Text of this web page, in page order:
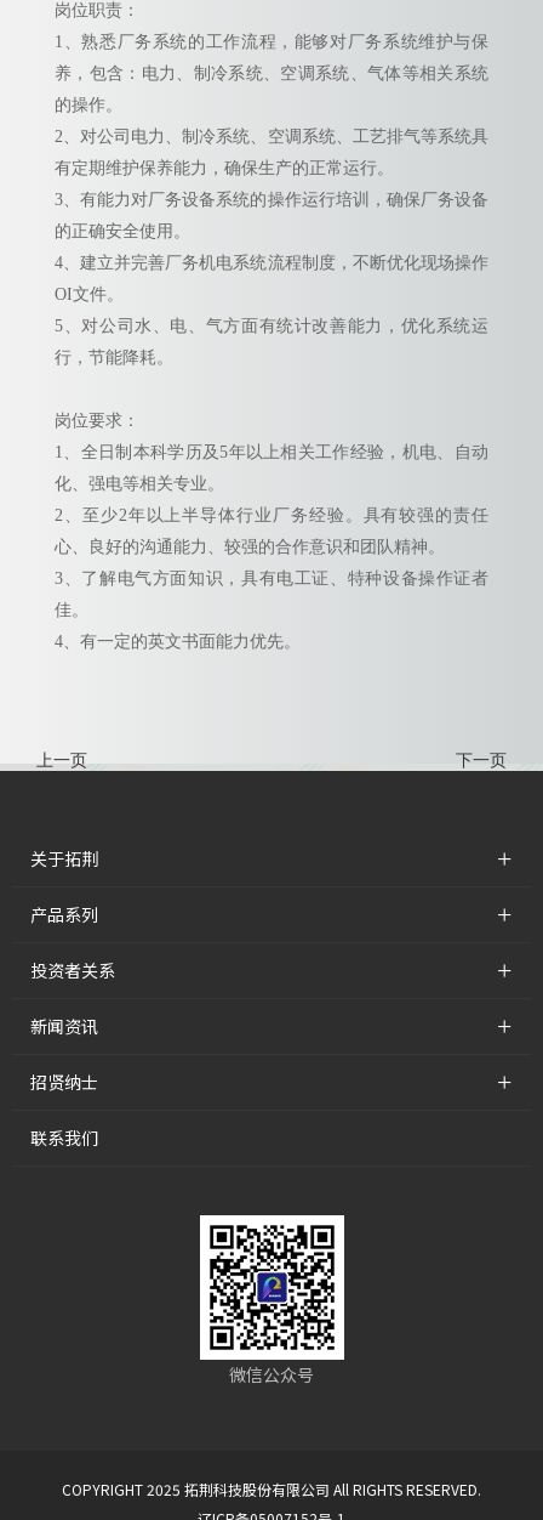
岗位职责：
1、熟悉厂务系统的工作流程，能够对厂务系统维护与保
养，包含：电力、制冷系统、空调系统、气体等相关系统
的操作。
2、对公司电力、制冷系统、空调系统、工艺排气等系统具
有定期维护保养能力，确保生产的正常运行。
3、有能力对厂务设备系统的操作运行培训，确保厂务设备
的正确安全使用。
4、建立并完善厂务机电系统流程制度，不断优化现场操作
OI文件。
5、对公司水、电、气方面有统计改善能力，优化系统运
行，节能降耗。
岗位要求：
1、全日制本科学历及5年以上相关工作经验，机电、自动
化、强电等相关专业。
2、至少2年以上半导体行业厂务经验。具有较强的责任
心、良好的沟通能力、较强的合作意识和团队精神。
3、了解电气方面知识，具有电工证、特种设备操作证者
佳。
4、有一定的英文书面能力优先。
上一页 下一页
关于拓荆 +
产品系列 +
投资者关系 +
新闻资讯 +
招贤纳士 +
联系我们
微信公众号
COPYRIGHT 2025 拓荆科技股份有限公司 All RIGHTS RESERVED.